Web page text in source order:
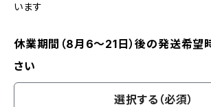
います
休業期間（8月6〜21日）後の発送希望
さい
選択する（必須）